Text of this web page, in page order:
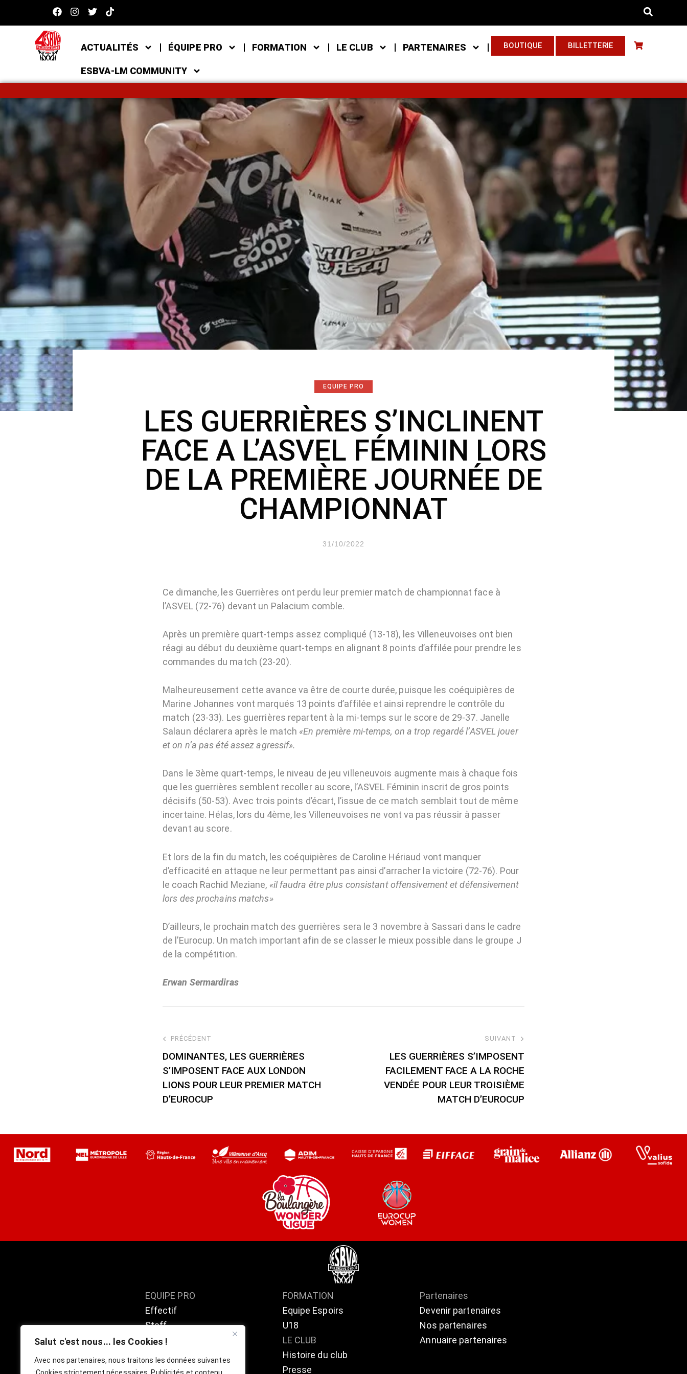
Salut c'est nous... les Cookies !
Avec nos partenaires, nous traitons les données suivantes
ACTUALITÉS ÉQUIPE PRO FORMATION LE CLUB PARTENAIRES
ESBVA-LM COMMUNITY
BOUTIQUE BILLETTERIE
EQUIPE PRO
LES GUERRIÈRES S’INCLINENT
FACE A L’ASVEL FÉMININ LORS
DE LA PREMIÈRE JOURNÉE DE
CHAMPIONNAT
31/10/2022
Ce dimanche, les Guerrières ont perdu leur premier match de championnat face à
l’ASVEL (72-76) devant un Palacium comble.
Après un première quart-temps assez compliqué (13-18), les Villeneuvoises ont bien
réagi au début du deuxième quart-temps en alignant 8 points d’affilée pour prendre les
commandes du match (23-20).
Malheureusement cette avance va être de courte durée, puisque les coéquipières de
Marine Johannes vont marqués 13 points d’affilée et ainsi reprendre le contrôle du
match (23-33). Les guerrières repartent à la mi-temps sur le score de 29-37. Janelle
Salaun déclarera après le match «En première mi-temps, on a trop regardé l’ASVEL jouer
et on n’a pas été assez agressif».
Dans le 3ème quart-temps, le niveau de jeu villeneuvois augmente mais à chaque fois
que les guerrières semblent recoller au score, l’ASVEL Féminin inscrit de gros points
décisifs (50-53). Avec trois points d’écart, l’issue de ce match semblait tout de même
incertaine. Hélas, lors du 4ème, les Villeneuvoises ne vont va pas réussir à passer
devant au score.
Et lors de la fin du match, les coéquipières de Caroline Hériaud vont manquer
d’efficacité en attaque ne leur permettant pas ainsi d’arracher la victoire (72-76). Pour
le coach Rachid Meziane, «il faudra être plus consistant offensivement et défensivement
lors des prochains matchs»
D’ailleurs, le prochain match des guerrières sera le 3 novembre à Sassari dans le cadre
de l’Eurocup. Un match important afin de se classer le mieux possible dans le groupe J
de la compétition.
Erwan Sermardiras
PRÉCÉDENT
DOMINANTES, LES GUERRIÈRES
S’IMPOSENT FACE AUX LONDON
LIONS POUR LEUR PREMIER MATCH
D’EUROCUP
SUIVANT
LES GUERRIÈRES S’IMPOSENT
FACILEMENT FACE A LA ROCHE
VENDÉE POUR LEUR TROISIÈME
MATCH D’EUROCUP
EQUIPE PRO
Effectif
Staff
Calendrier / résultats
Classement
FORMATION
Equipe Espoirs
U18
LE CLUB
Histoire du club
Presse
Partenaires
Devenir partenaires
Nos partenaires
Annuaire partenaires